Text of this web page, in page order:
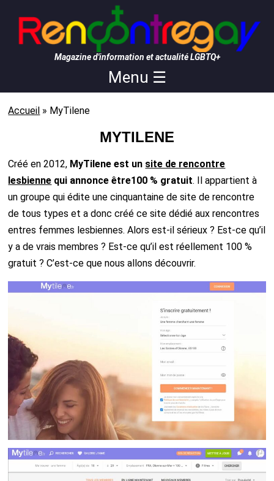
Magazine d'information et actualité LGBTQ+
Menu ☰
Accueil » MyTilene
MYTILENE
Créé en 2012, MyTilene est un site de rencontre
lesbienne qui annonce être100 % gratuit. Il appartient à
un groupe qui édite une cinquantaine de site de rencontre
de tous types et a donc créé ce site dédié aux rencontres
entres femmes lesbiennes. Alors est-il sérieux ? Est-ce qu’il
y a de vrais membres ? Est-ce qu’il est réellement 100 %
gratuit ? C’est-ce que nous allons découvrir.